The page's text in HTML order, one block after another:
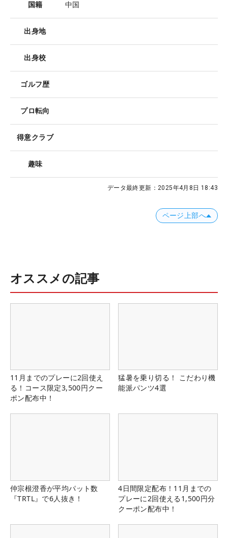
国籍 中国
出身地
出身校
ゴルフ歴
プロ転向
得意クラブ
趣味
データ最終更新： 2025年4月8日 18:43
ページ上部へ
オススメの記事
11月までのプレーに2回使え
る！コース限定3,500円クー
ポン配布中！
猛暑を乗り切る！ こだわり機
能派パンツ4選
仲宗根澄香が平均パット数
『TRTL』で6人抜き！
4日間限定配布！11月までの
プレーに2回使える1,500円分
クーポン配布中！